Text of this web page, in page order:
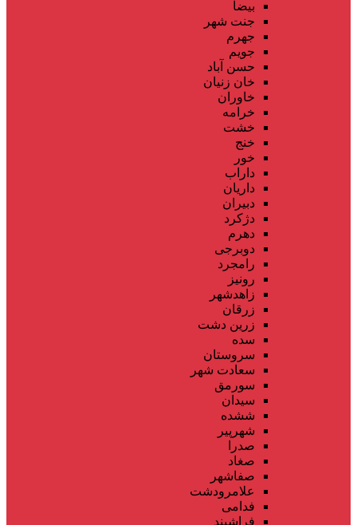
بیضا
جنت شهر
جهرم
جویم
حسن آباد
خان زنیان
خاوران
خرامه
خشت
خنج
خور
داراب
داریان
دبیران
دژکرد
دهرم
دوبرجی
رامجرد
رونیز
زاهدشهر
زرقان
زرین دشت
سده
سروستان
سعادت شهر
سورمق
سیدان
ششده
شهرپیر
صدرا
صغاد
صفاشهر
علامرودشت
فدامی
فراشبند